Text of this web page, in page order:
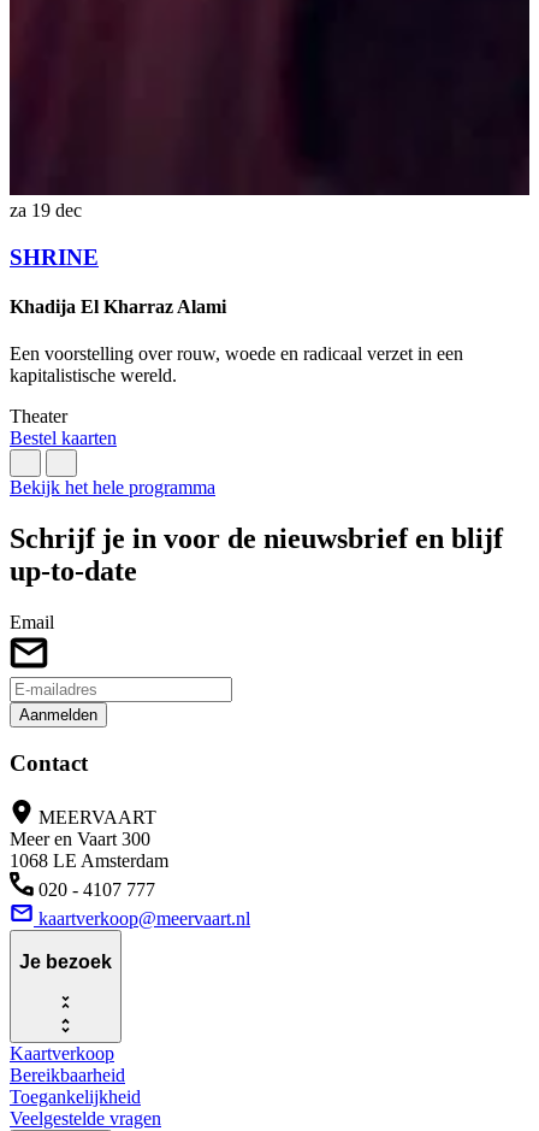
za 19 dec
SHRINE
Khadija El Kharraz Alami
Een voorstelling over rouw, woede en radicaal verzet in een
kapitalistische wereld.
Theater
Bestel kaarten
Bekijk het hele programma
Schrijf je in voor de nieuwsbrief en blijf
up-to-date
Email
Aanmelden
Contact
MEERVAART
Meer en Vaart 300
1068 LE Amsterdam
020 - 4107 777
kaartverkoop@meervaart.nl
Je bezoek
Kaartverkoop
Bereikbaarheid
Toegankelijkheid
Veelgestelde vragen